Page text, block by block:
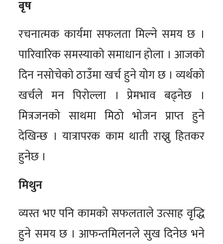
बृष
रचनात्मक कार्यमा सफलता मिल्ने समय छ ।
पारिवारिक समस्याको समाधान होला । आजको
दिन नसोचेको ठाउँमा खर्च हुने योग छ । व्यर्थको
खर्चले मन पिरोल्ला । प्रेमभाव बढ्नेछ ।
मित्रजनको साथमा मिठो भोजन प्राप्त हुने
देखिन्छ । यात्रापरक काम थाती राख्नु हितकर
हुनेछ ।
मिथुन
व्यस्त भए पनि कामको सफलताले उत्साह वृद्धि
हुने समय छ । आफन्तमिलनले सुख दिनेछ भने